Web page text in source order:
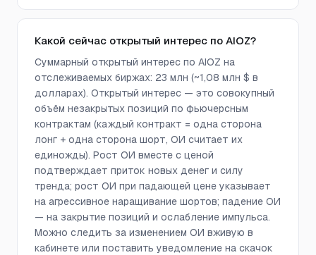
Какой сейчас открытый интерес по AIOZ?
Суммарный открытый интерес по AIOZ на
отслеживаемых биржах: 23 млн (~1,08 млн $ в
долларах). Открытый интерес — это совокупный
объём незакрытых позиций по фьючерсным
контрактам (каждый контракт = одна сторона
лонг + одна сторона шорт, ОИ считает их
единожды). Рост ОИ вместе с ценой
подтверждает приток новых денег и силу
тренда; рост ОИ при падающей цене указывает
на агрессивное наращивание шортов; падение ОИ
— на закрытие позиций и ослабление импульса.
Можно следить за изменением ОИ вживую в
кабинете или поставить уведомление на скачок